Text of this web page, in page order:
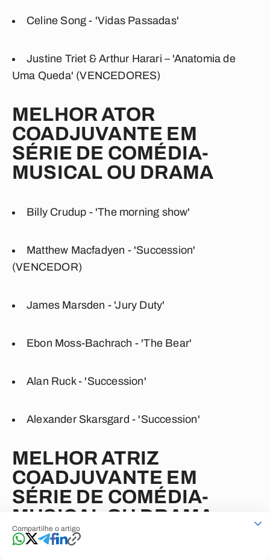
Compartilhe o artigo
Celine Song - 'Vidas Passadas'
Justine Triet & Arthur Harari – 'Anatomia de
Uma Queda' (VENCEDORES)
MELHOR ATOR
COADJUVANTE EM
SÉRIE DE COMÉDIA-
MUSICAL OU DRAMA
Billy Crudup - 'The morning show'
Matthew Macfadyen - 'Succession'
(VENCEDOR)
James Marsden - 'Jury Duty'
Ebon Moss-Bachrach - 'The Bear'
Alan Ruck - 'Succession'
Alexander Skarsgard - 'Succession'
MELHOR ATRIZ
COADJUVANTE EM
SÉRIE DE COMÉDIA-
MUSICAL OU DRAMA